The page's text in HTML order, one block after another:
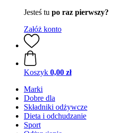
Jesteś tu po raz pierwszy?
Załóż konto
Koszyk 0,00 zł
Marki
Dobre dla
Składniki odżywcze
Dieta i odchudzanie
Sport